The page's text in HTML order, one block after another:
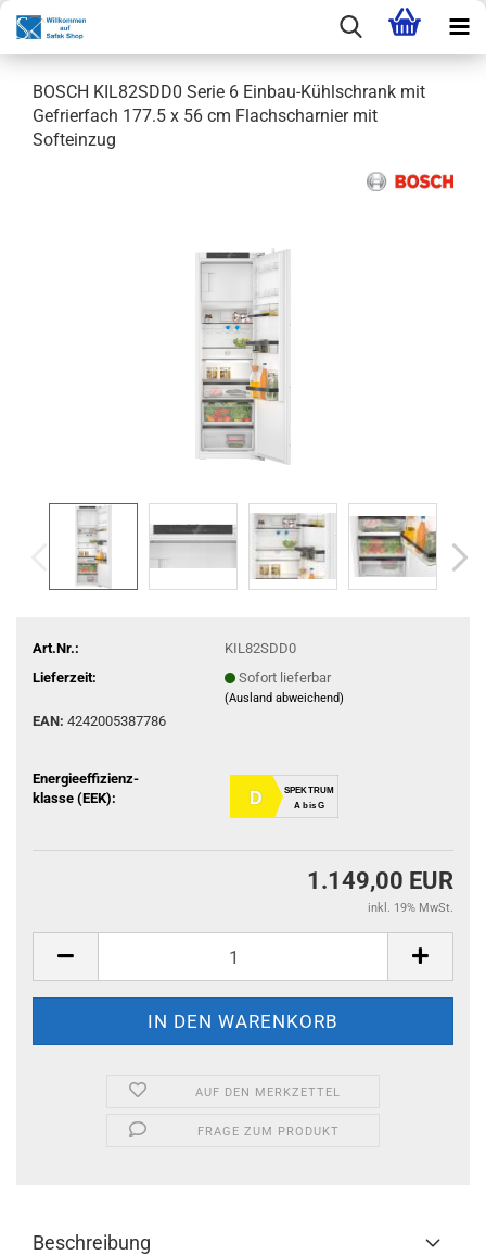
BOSCH KIL82SDD0 Serie 6 Einbau-Kühlschrank mit
Gefrierfach 177.5 x 56 cm Flachscharnier mit
Softeinzug
Art.Nr.:
KIL82SDD0
Lieferzeit:
Sofort lieferbar
(Ausland abweichend)
EAN: 4242005387786
Energieeffizienz-
klasse (EEK):
D
SPEKTRUM
A bis G
1.149,00 EUR
inkl. 19% MwSt.
AUF DEN MERKZETTEL
FRAGE ZUM PRODUKT
Beschreibung